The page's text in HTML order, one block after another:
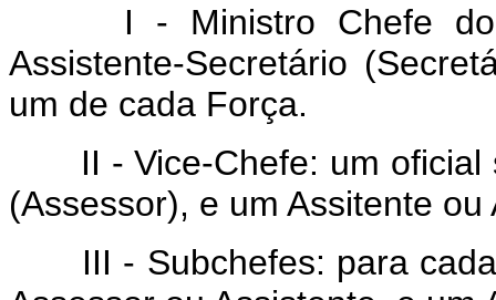
I - Ministro Chefe do
Assistente-Secretário
um de cada Força.
II - Vice-Chefe: um oficial
(Assessor), e um Assitente
III - Subchefes: para